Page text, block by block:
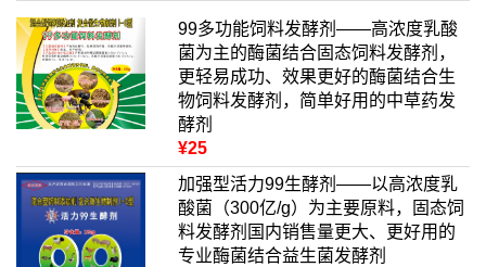
99多功能饲料发酵剂——高浓度乳酸
菌为主的酶菌结合固态饲料发酵剂，
更轻易成功、效果更好的酶菌结合生
物饲料发酵剂，简单好用的中草药发
酵剂
¥25
加强型活力99生酵剂——以高浓度乳
酸菌（300亿/g）为主要原料，固态饲
料发酵剂国内销售量更大、更好用的
专业酶菌结合益生菌发酵剂